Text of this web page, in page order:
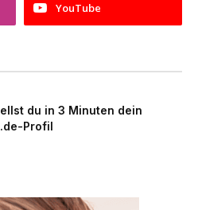
YouTube
du in 3 Minuten dein
Profil